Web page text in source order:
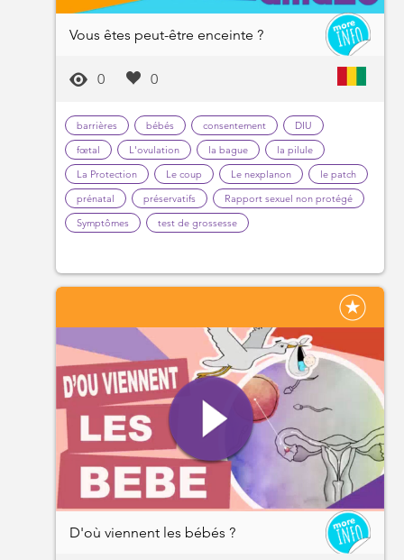
Vous êtes peut-être enceinte ?
0 0
barrières bébés consentement
DIU
fœtal
L'ovulation la bague
la pilule
La Protection
Le coup Le nexplanon
le patch
prénatal
préservatifs
Rapport sexuel non protégé
Symptômes
test de grossesse
D'où viennent les bébés ?